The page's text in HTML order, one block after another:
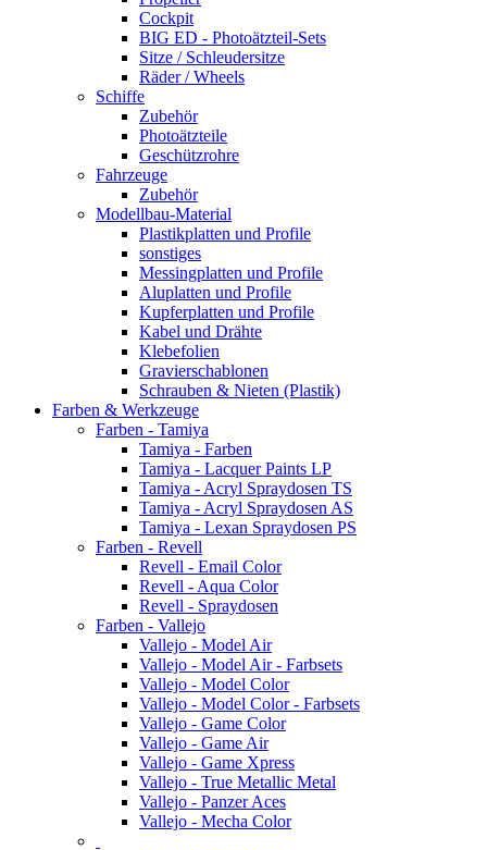
Cockpit
BIG ED - Photoätzteil-Sets
Sitze / Schleudersitze
Räder / Wheels
Schiffe
Zubehör
Photoätzteile
Geschützrohre
Fahrzeuge
Zubehör
Modellbau-Material
Plastikplatten und Profile
sonstiges
Messingplatten und Profile
Aluplatten und Profile
Kupferplatten und Profile
Kabel und Drähte
Klebefolien
Gravierschablonen
Schrauben & Nieten (Plastik)
Farben & Werkzeuge
Farben - Tamiya
Tamiya - Farben
Tamiya - Lacquer Paints LP
Tamiya - Acryl Spraydosen TS
Tamiya - Acryl Spraydosen AS
Tamiya - Lexan Spraydosen PS
Farben - Revell
Revell - Email Color
Revell - Aqua Color
Revell - Spraydosen
Farben - Vallejo
Vallejo - Model Air
Vallejo - Model Air - Farbsets
Vallejo - Model Color
Vallejo - Model Color - Farbsets
Vallejo - Game Color
Vallejo - Game Air
Vallejo - Game Xpress
Vallejo - True Metallic Metal
Vallejo - Panzer Aces
Vallejo - Mecha Color